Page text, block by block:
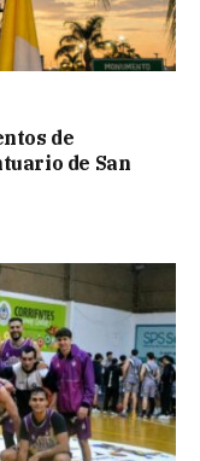
de
de San